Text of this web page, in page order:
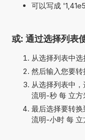
可以写成
或: 通过选择列表
从选择列表中
然后输入您要转
从选择列表中
流明-秒 每 立方
最后选择要转
流明-小时 每 立